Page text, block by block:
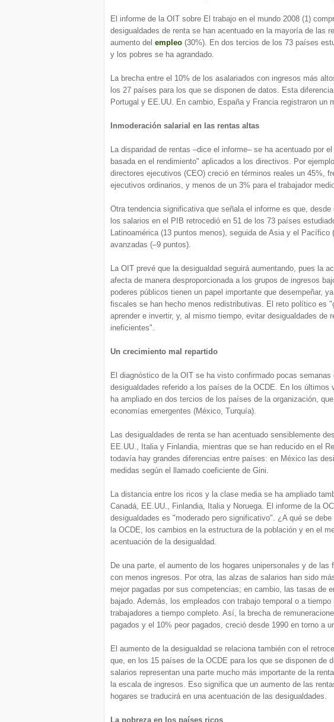
El informe de la OIT sobre El trabajo en el mundo 2008 (1)
desigualdades de renta se han acentuado en la mayoría de las
aumento del empleo (30%). En dos tercios de los 73 países
y los pobres se ha agrandado.
La brecha entre el 10% de los asalariados con ingresos más
los 27 países para los que se disponen de datos. Esta
Portugal y EE.UU. En cambio, España y Francia registraron un
Inmoderación salarial en las rentas altas
La disparidad de rentas –dice el informe– se ha acentuado por
basada en el rendimiento" aplicados a los directivos. Por
directores ejecutivos (CEO) creció en términos reales un 45%,
ejecutivos ordinarios, y menos de un 3% para el trabajador
Otra tendencia significativa que señala el informe es que,
los salarios en el PIB retrocedió en 51 de los 73 países
Latinoamérica (13 puntos menos), seguida de Asia y el
avanzadas (–9 puntos).
La OIT prevé que la desigualdad seguirá aumentando, pues la
afecta de manera desproporcionada a los grupos de ingresos
poderes públicos tienen un papel importante que desempeñar,
fiscales se han hecho menos redistributivas. El reto político es
aprender e invertir, y, al mismo tiempo, evitar desigualdades de
ineficientes".
Un crecimiento mal repartido
El diagnóstico de la OIT se ha visto confirmado pocas
desigualdades referido a los países de la OCDE. En los
ha ampliado en dos tercios de los países de la organización,
economías emergentes (México, Turquía).
Las desigualdades de renta se han acentuado sensiblemente
EE.UU., Italia y Finlandia, mientras que se han reducido en el
todavía hay grandes diferencias entre países: en México las
medidas según el llamado coeficiente de Gini.
La distancia entre los ricos y la clase media se ha ampliado
Canadá, EE.UU., Finlandia, Italia y Noruega. El informe de la
desigualdades es "moderado pero significativo". ¿A qué se
la OCDE, los cambios en la estructura de la población y en el
acentuación de la desigualdad.
De una parte, el aumento de los hogares unipersonales y de
con menos ingresos. Por otra, las alzas de salarios han sido
mejor pagadas por sus competencias; en cambio, las tasas de
bajado. Además, los empleados con trabajo temporal o a
trabajadores a tiempo completo. Así, la brecha de
pagados y el 10% peor pagados, creció desde 1990 en torno a
El aumento de la desigualdad se relaciona también con el
que, en los 15 países de la OCDE para los que se disponen de
salarios representan una parte mucho más importante de la
la escala de ingresos. Eso significa que un aumento de las
hogares se traducirá en una acentuación de las desigualdades.
La pobreza en los países ricos